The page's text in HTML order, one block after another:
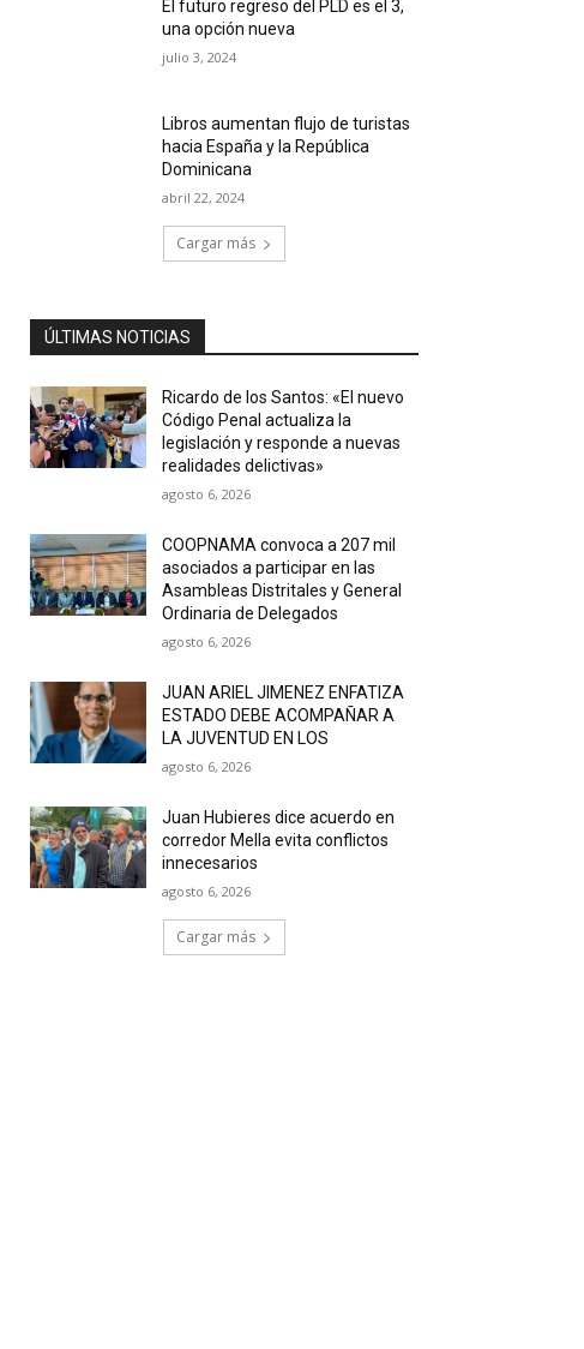
El futuro regreso del PLD es el 3,
una opción nueva
julio 3, 2024
Libros aumentan flujo de turistas
hacia España y la República
Dominicana
abril 22, 2024
Cargar más
ÚLTIMAS NOTICIAS
Ricardo de los Santos: «El nuevo
Código Penal actualiza la
legislación y responde a nuevas
realidades delictivas»
agosto 6, 2026
COOPNAMA convoca a 207 mil
asociados a participar en las
Asambleas Distritales y General
Ordinaria de Delegados
agosto 6, 2026
JUAN ARIEL JIMENEZ ENFATIZA
ESTADO DEBE ACOMPAÑAR A
LA JUVENTUD EN LOS
agosto 6, 2026
Juan Hubieres dice acuerdo en
corredor Mella evita conflictos
innecesarios
agosto 6, 2026
Cargar más